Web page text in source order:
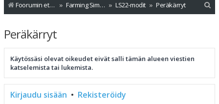
Foorumin etusivu Farming Simulator - Modit LS22-modit Peräkärryt
Peräkärryt
Käytössäsi olevat oikeudet eivät salli tämän alueen viestien
katselemista tai lukemista.
Kirjaudu sisään • Rekisteröidy